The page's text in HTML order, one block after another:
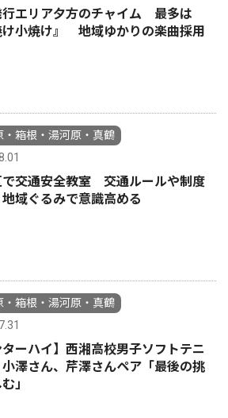
行エリア夕方のチャイム 最多は
け小焼け』 地域ゆかりの楽曲採用
・箱根・湯河原・真鶴
で交通安全教室 交通ルールや制度
域ぐるみで意識高める
・箱根・湯河原・真鶴
ターハイ】西湘高校男子ソフトテニ
澤さん、芹澤さんペア「最後の挑
」